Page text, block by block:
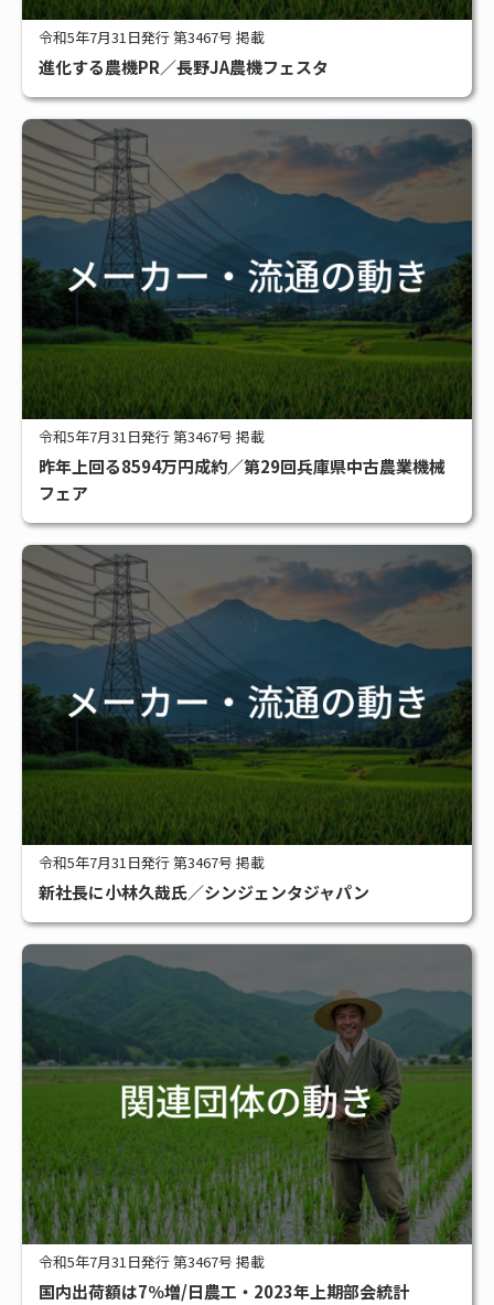
令和5年7月31日発行 第3467号 掲載
進化する農機PR／長野JA農機フェスタ
令和5年7月31日発行 第3467号 掲載
昨年上回る8594万円成約／第29回兵庫県中古農業機械
フェア
令和5年7月31日発行 第3467号 掲載
新社長に小林久哉氏／シンジェンタジャパン
令和5年7月31日発行 第3467号 掲載
国内出荷額は7％増/日農工・2023年上期部会統計